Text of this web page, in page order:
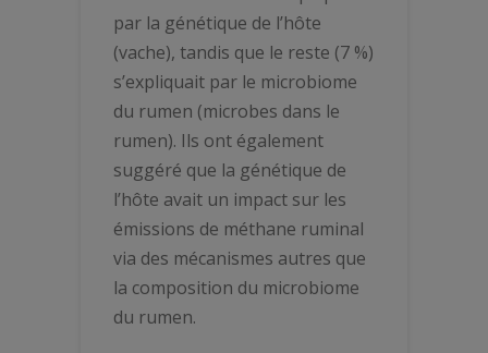
par la génétique de l’hôte
(vache), tandis que le reste (7 %)
s’expliquait par le microbiome
du rumen (microbes dans le
rumen). Ils ont également
suggéré que la génétique de
l’hôte avait un impact sur les
émissions de méthane ruminal
via des mécanismes autres que
la composition du microbiome
du rumen.